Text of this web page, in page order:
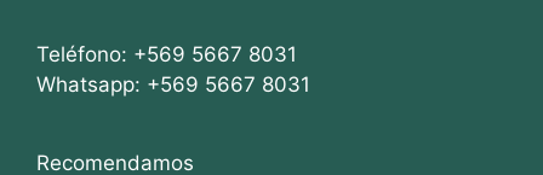
Teléfono: +569 5667 8031
Whatsapp: +569 5667 8031
Recomendamos